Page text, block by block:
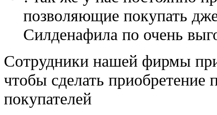
позволяющие покупать
Силденафила по очень
Cотрудники нашей фирмы
чтобы сделать приобретение
покупателей